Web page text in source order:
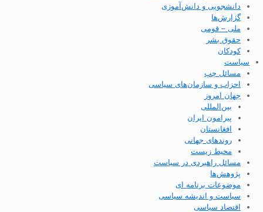
دانشجویی و دانش‌آموزی
گزارش‌ها
ملی – قومی
حقوق بشر
کودکان
سیاست
مسائل چپ
احزاب و سازمان‌های سیاسی
جهان امروز
بین‌المللی
پیرامون ایران
افغانستان
روندهای جهانی
محیط زیست
مسائل راهبردی در سیاست
پژوهش‌ها
موضوعات برنامه ای
سیاست و اندیشه سیاسی
اقتصاد سیاسی